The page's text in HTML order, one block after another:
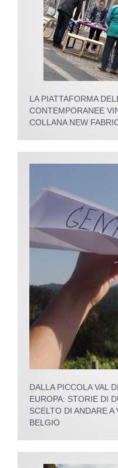
LA PIATTAFORMA
CONTEMPORANEE
COLLANA NEW
DALLA PICCOLA VAL
EUROPA: STORIE DI
SCELTO DI ANDARE
BELGIO